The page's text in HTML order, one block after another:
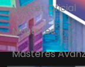
Máster Oficial
Másteres
Másteres